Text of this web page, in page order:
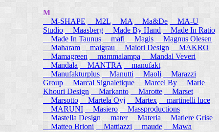
M
M-SHAPE
M2L MA Ma&De
MA-U
Studio
Maasberg Made By Hand
Made In Ratio
Made In Taunus
mafi Magis
Magnus Olesen
Maharam
maigrau Maiori Design
MAKRO
Mamagreen
mammalampa
Mandal Veveri
Mandala
MANTRA
manufakt
Manufakturplus
Manutti Maoli
Marazzi
Group
Marcal Signaletique Marcel By
Marie
Khouri Design
Markanto Marotte
Marset
Marsotto
Martela Oyj Martex
martinelli luce
MARUNI
Masiero
Massproductions
Mastella Design
mater Materia
Matiere Grise
Matteo Brioni
Mattiazzi maude
Mawa